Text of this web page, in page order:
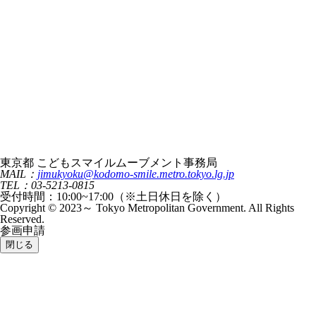
東京都 こどもスマイルムーブメント事務局
MAIL： jimukyoku@kodomo-smile.metro.tokyo.lg.jp
TEL：03-5213-0815
受付時間：10:00~17:00（※土日休日を除く）
Copyright © 2023～ Tokyo Metropolitan Government. All Rights
Reserved.
参画申請
閉じる